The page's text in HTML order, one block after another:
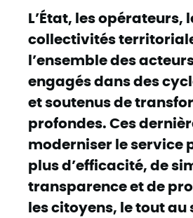
L’État, les opérateurs,
collectivités
l’ensemble des
engagés dans des
et soutenus de
profondes. Ces
moderniser le service
plus d’efficacité, de
transparence et de
les citoyens, le tout au